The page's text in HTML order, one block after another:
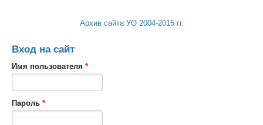
Архив сайта УО 2004-2015 гг.
Вход на сайт
Имя пользователя *
Пароль *